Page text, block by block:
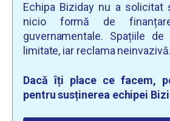
Echipa Biziday nu a solicitat
nicio formă de
guvernamentale. Spațiile
limitate, iar reclama neinvazivă.
Dacă îți place ce facem,
pentru susținerea echipei